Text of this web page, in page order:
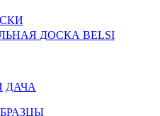
ДОСКА BELSI
ДАЧА